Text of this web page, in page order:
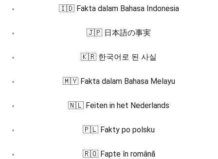
🇮🇩 Fakta dalam Bahasa Indonesia
🇯🇵 日本語の事実
🇰🇷 한국어로 된 사실
🇲🇾 Fakta dalam Bahasa Melayu
🇳🇱 Feiten in het Nederlands
🇵🇱 Fakty po polsku
🇷🇴 Fapte în română